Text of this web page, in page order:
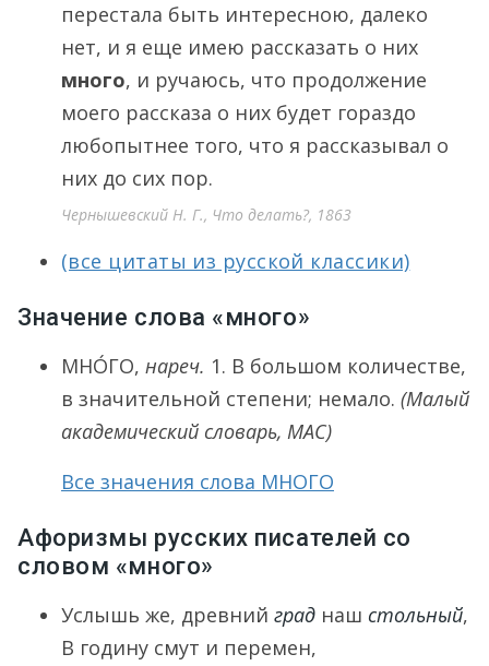
перестала быть интересною, далеко
нет, и я еще имею рассказать о них
много, и ручаюсь, что продолжение
моего рассказа о них будет гораздо
любопытнее того, что я рассказывал о
них до сих пор.
Чернышевский Н. Г., Что делать?, 1863
(все цитаты из русской классики)
Значение слова «много»
МНО́ГО, нареч. 1. В большом количестве,
в значительной степени; немало. (Малый
академический словарь, МАС)
Все значения слова МНОГО
Афоризмы русских писателей со
словом «много»
Услышь же, древний град наш стольный,
В годину смут и перемен,